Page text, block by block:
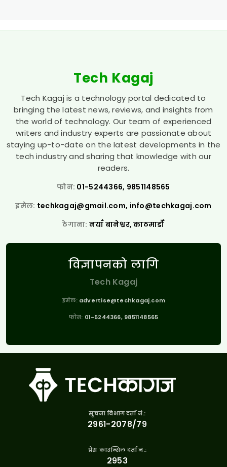
Tech Kagaj
Tech Kagaj is a technology portal dedicated to
bringing the latest news, reviews, and insights from
the world of technology. Our team of experienced
writers and industry experts are passionate about
staying up-to-date on the latest developments in the
tech industry and sharing that knowledge with our
readers.
फोन: 01-5244366, 9851148565
इमेल: techkagaj@gmail.com, info@techkagaj.com
ठेगाना: नयाँ बानेश्वर, काठमाडौँ
विज्ञापनको लागि
Tech Kagaj
इमेल: advertise@techkagaj.com
फोन: 01-5244366, 9851148565
सूचना विभाग दर्ता नं.:
२९६१-२०७८/७९
प्रेस काउन्सिल दर्ता नं.:
२९५३